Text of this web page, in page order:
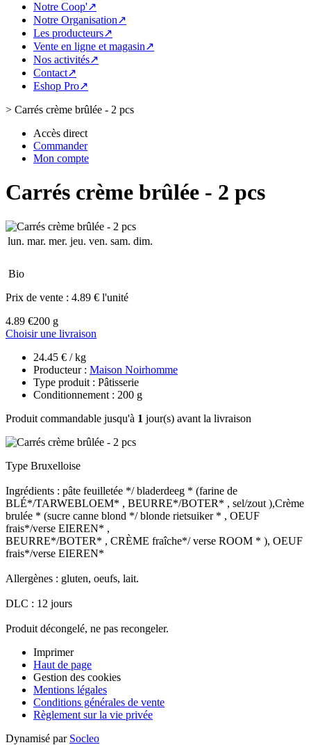
Notre Coop'↗
Notre Organisation↗
Les producteurs↗
Vente en ligne et magasin↗
Nos activités↗
Contact↗
Eshop Pro↗
> Carrés crème brûlée - 2 pcs
Accès direct
Commander
Mon compte
Carrés crème brûlée - 2 pcs
lun. mar. mer. jeu. ven. sam. dim.
Bio
Prix de vente : 4.89 € l'unité
4.89 €200 g
Choisir une livraison
24.45 € / kg
Producteur : Maison Noirhomme
Type produit : Pâtisserie
Conditionnement : 200 g
Produit commandable jusqu'à 1 jour(s) avant la livraison
Type Bruxelloise
Ingrédients : pâte feuilletée */ bladerdeeg * (farine de
BLÉ*/TARWEBLOEM* , BEURRE*/BOTER* , sel/zout ),Crème
brulée * (sucre canne blond */ blonde rietsuiker * , OEUF
frais*/verse EIEREN* ,
BEURRE*/BOTER* , CRÈME fraîche*/ verse ROOM * ), OEUF
frais*/verse EIEREN*
Allergènes : gluten, oeufs, lait.
DLC : 12 jours
Produit décongelé, ne pas recongeler.
Imprimer
Haut de page
Gestion des cookies
Mentions légales
Conditions générales de vente
Règlement sur la vie privée
Dynamisé par Socleo